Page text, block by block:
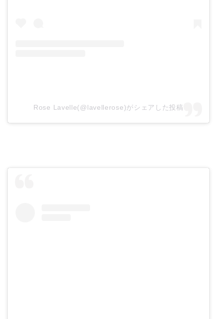
Rose Lavelle(@lavellerose)がシェアした投稿